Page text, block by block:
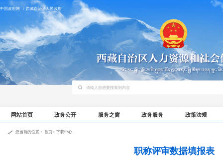
中国政府网 西藏自治区人民政府
网站首页 政务公开 服务之窗 政务服务 政策法规
您当前的位置： 首页> 下载中心
职称评审数据填报表